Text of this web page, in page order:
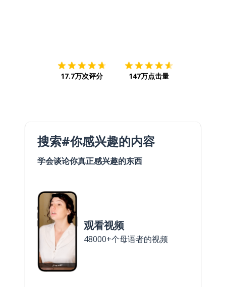
17.7万次评分 147万点击量
搜索#你感兴趣的内容
学会谈论你真正感兴趣的东西
观看视频
48000+个母语者的视频